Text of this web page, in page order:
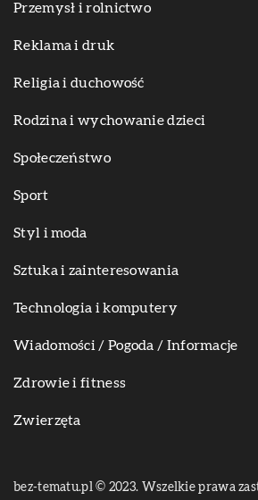
Przemysł i rolnictwo
Reklama i druk
Religia i duchowość
Rodzina i wychowanie dzieci
Społeczeństwo
Sport
Styl i moda
Sztuka i zainteresowania
Technologia i komputery
Wiadomości / Pogoda / Informacje
Zdrowie i fitness
Zwierzęta
bez-tematu.pl © 2023. Wszelkie prawa